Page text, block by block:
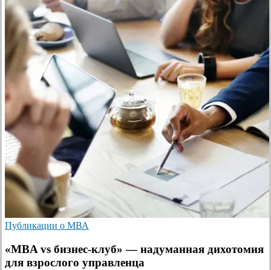
Публикации о МВА
«MBA vs бизнес-клуб» — надуманная дихотомия
для взрослого управленца